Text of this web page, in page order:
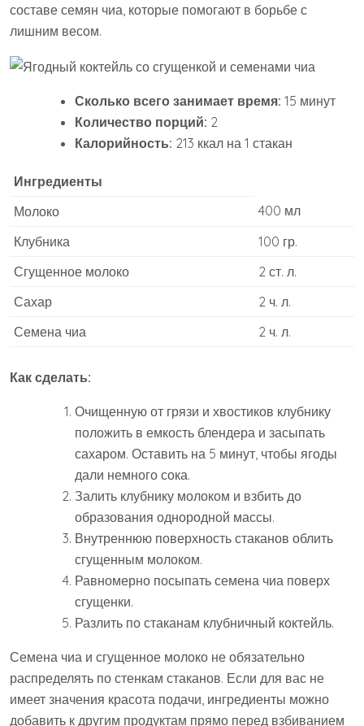
составе семян чиа, которые помогают в борьбе с
лишним весом.
Сколько всего занимает время: 15 минут
Количество порций: 2
Калорийность: 213 ккал на 1 стакан
Ингредиенты
Молоко
400 мл
Клубника
100 гр.
Сгущенное молоко
2 ст. л.
Сахар
2 ч. л.
Семена чиа
2 ч. л.
Как сделать:
Очищенную от грязи и хвостиков клубнику
положить в емкость блендера и засыпать
сахаром. Оставить на 5 минут, чтобы ягоды
дали немного сока.
Залить клубнику молоком и взбить до
образования однородной массы.
Внутреннюю поверхность стаканов облить
сгущенным молоком.
Равномерно посыпать семена чиа поверх
сгущенки.
Разлить по стаканам клубничный коктейль.
Семена чиа и сгущенное молоко не обязательно
распределять по стенкам стаканов. Если для вас не
имеет значения красота подачи, ингредиенты можно
добавить к другим продуктам прямо перед взбиванием